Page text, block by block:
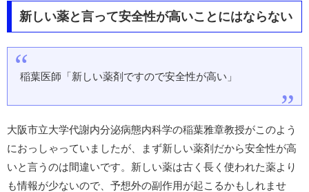
新しい薬と言って安全性が高いことにはならない
稲葉医師「新しい薬剤ですので安全性が高い」
大阪市立大学代謝内分泌病態内科学の稲葉雅章教授がこのよう
におっしゃっていましたが、まず新しい薬剤だから安全性が高
いと言うのは間違いです。新しい薬は古く長く使われた薬より
も情報が少ないので、予想外の副作用が起こるかもしれませ